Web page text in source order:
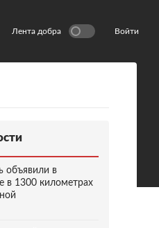
Лента добра Войти
объявили в
в 1300 километрах